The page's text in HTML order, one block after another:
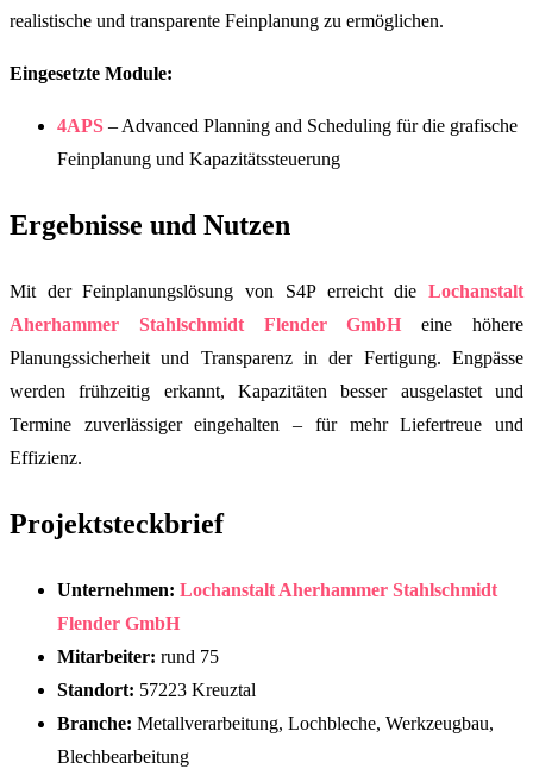
realistische und transparente Feinplanung zu ermöglichen.
Eingesetzte Module:
4APS – Advanced Planning and Scheduling für die grafische
Feinplanung und Kapazitätssteuerung
Ergebnisse und Nutzen
Mit der Feinplanungslösung von S4P erreicht die Lochanstalt
Aherhammer Stahlschmidt Flender GmbH eine höhere
Planungssicherheit und Transparenz in der Fertigung. Engpässe
werden frühzeitig erkannt, Kapazitäten besser ausgelastet und
Termine zuverlässiger eingehalten – für mehr Liefertreue und
Effizienz.
Projektsteckbrief
Unternehmen: Lochanstalt Aherhammer Stahlschmidt
Flender GmbH
Mitarbeiter: rund 75
Standort: 57223 Kreuztal
Branche: Metallverarbeitung, Lochbleche, Werkzeugbau,
Blechbearbeitung